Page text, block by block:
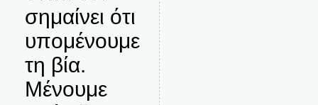
σημαίνει ότι
υπομένουμε
τη βία.
Μένουμε